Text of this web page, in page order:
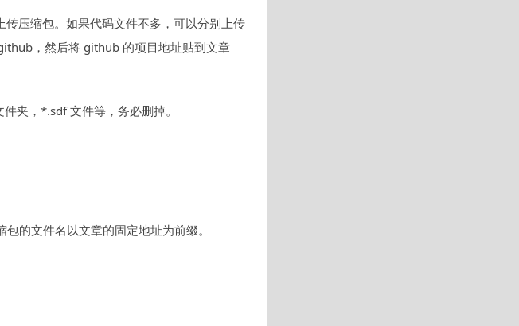
压缩包。如果代码文件不多，可以分别上传
，然后将 github 的项目地址贴到文章
夹，*.sdf 文件等，务必删掉。
的文件名以文章的固定地址为前缀。